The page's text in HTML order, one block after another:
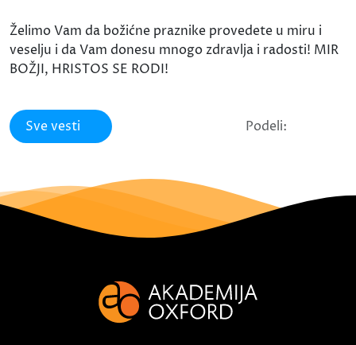
Želimo Vam da božićne praznike provedete u miru i
veselju i da Vam donesu mnogo zdravlja i radosti! MIR
BOŽJI, HRISTOS SE RODI!
Sve vesti Podeli: